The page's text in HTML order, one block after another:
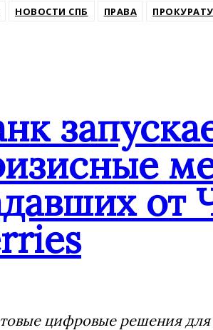
НОВОСТИ СПБ ПРАВА
от
цифровые решения для